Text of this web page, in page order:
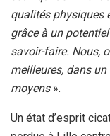
qualités physiques
grâce à un
savoir-faire. Nous,
meilleures, dans un
moyens ».
Un état d’esprit